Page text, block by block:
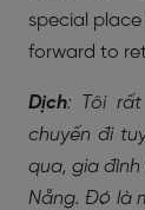
special
forward to
Dịch: Tôi
chuyến đi
qua, gia
Nẵng. Đó là